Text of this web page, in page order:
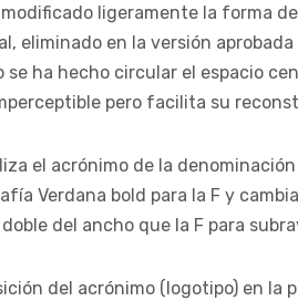
ligeramente la forma
eliminado en la versión
se ha hecho circular el espacio
pero facilita su
el acrónimo de la
Verdana bold para la F y
doble del ancho que la F para
del acrónimo (logotipo) en